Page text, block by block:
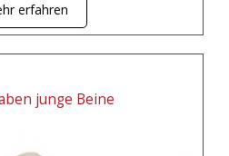
erfahren
junge Beine